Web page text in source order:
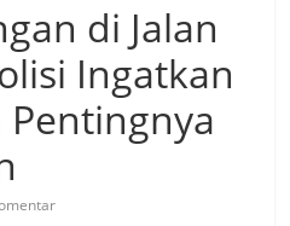
di Jalan
Ingatkan